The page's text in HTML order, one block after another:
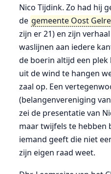
Nico Tijdink. Zo had hij
de gemeente Oost Gelre
zijn er 21) en zijn
waslijnen aan iedere
de boerin altijd een plek
uit de wind te hangen
zaal op. Een
(belangenvereniging
zei de presentatie van
maar twijfels te hebben
iemand geeft die niet
zijn eigen raad weet.